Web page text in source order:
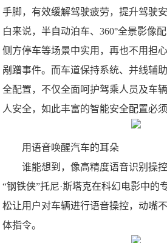
手脚，有效缓解驾驶疲劳，提升驾驶
白来说，半自动泊车、360°全景影像
侧方停车等场景中实用，再也不用担
剐蹭事件。而车道保持系统、并线辅
全配置，不仅全面呵护驾乘人员及车
人安全，如此丰富的智能安全配置必须
用语音唤醒汽车的耳朵
谁能想到，像高精度语音识别操
“钢铁侠”托尼·斯塔克在科幻电影中的
松让用户对车辆进行语音操控，动嘴
体指令。